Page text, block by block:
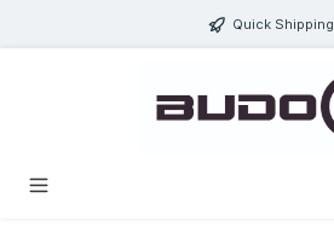
Quick Shipping